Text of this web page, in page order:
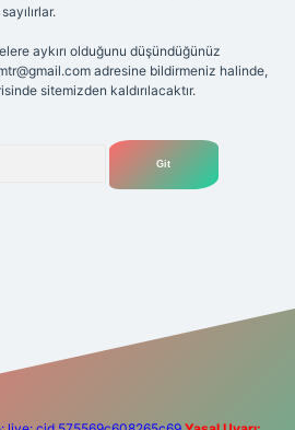
aykırı olduğunu düşündüğünüz
adresine bildirmeniz halinde,
sitemizden kaldırılacaktır.